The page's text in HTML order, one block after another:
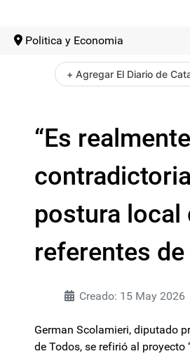
Politica y Economia
+ Agregar El Diario de
“Es realmente
postura local
referentes de
Creado: 15 May 2026
German Scolamieri, diputado
de Todos, se refirió al proyecto